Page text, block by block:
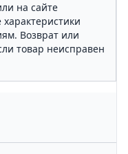
на сайте
Возврат или
товар неисправен